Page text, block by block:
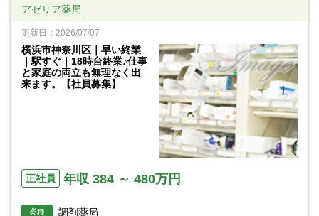
アゼリア薬局
更新日：2026/07/07
横浜市神奈川区｜早い終業
｜駅すぐ｜18時台終業♪仕事
と家庭の両立も無理なく出
来ます。【社員募集】
正社員 年収 384 ～ 480万円
業種 調剤薬局